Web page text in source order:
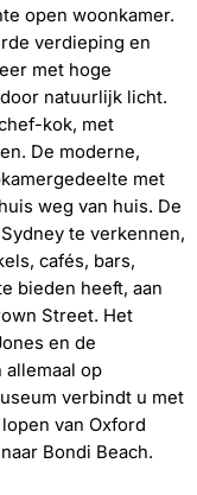
open woonkamer.
verdieping en
met hoge
natuurlijk licht.
kok, met
De moderne,
met
weg van huis. De
te verkennen,
cafés, bars,
bieden heeft, aan
Street. Het
en de
op
verbindt u met
van Oxford
Bondi Beach.